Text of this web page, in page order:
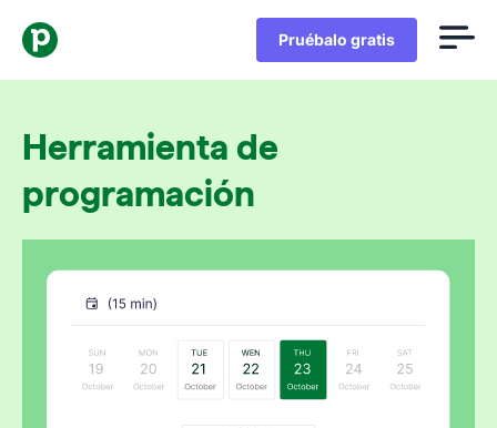
Pruébalo gratis
Herramienta de
programación